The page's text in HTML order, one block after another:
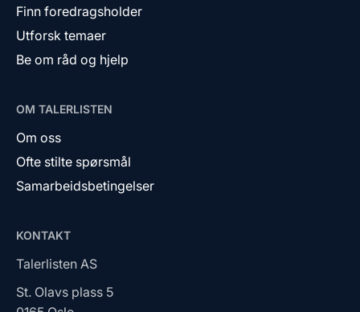
Finn foredragsholder
Utforsk temaer
Be om råd og hjelp
OM TALERLISTEN
Om oss
Ofte stilte spørsmål
Samarbeidsbetingelser
KONTAKT
Talerlisten AS
St. Olavs plass 5